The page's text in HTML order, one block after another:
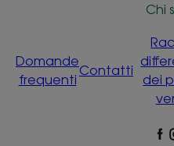
Chi
Domande
frequenti
Contatti
dei